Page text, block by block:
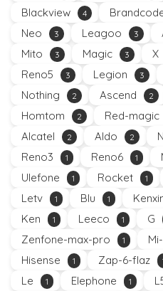
Blackview 4
Neo 3 Leagoo 3
Mito 3 Magic 3 X
Reno5 3 Legion 3
Nothing 2 Ascend 2
Homtom 2 Red-magic
Alcatel 2 Aldo 2
Reno3 1 Reno6 1
Ulefone 1 Rocket 1
Letv 1 Blu 1
Ken 1 Leeco 1 G
Zenfone-max-pro 1
Hisense 1 Zap-6-flaz
Le 1 Elephone 1